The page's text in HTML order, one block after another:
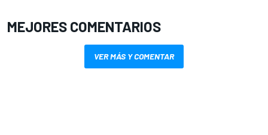
MEJORES COMENTARIOS
VER MÁS Y COMENTAR